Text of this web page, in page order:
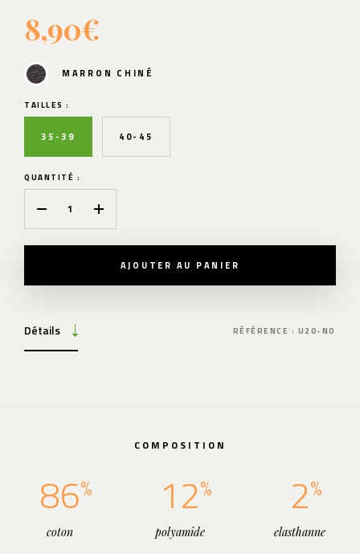
8,90€
MARRON CHINÉ
TAILLES :
35-39 40-45
QUANTITÉ :
AJOUTER AU PANIER
Détails RÉFÉRENCE : U20-NO
COMPOSITION
86
coton
12
polyamide
2
elasthanne